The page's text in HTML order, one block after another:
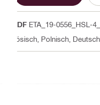
PDF ETA_19-0556_HSL-
zösisch, Polnisch, Deutsch